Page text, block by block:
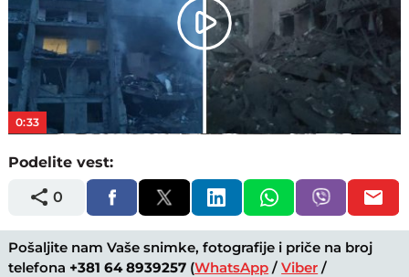
Play
Video
0:33
Podelite vest:
0
Pošaljite nam Vaše snimke, fotografije i priče na broj
telefona +381 64 8939257 (WhatsApp /Viber /